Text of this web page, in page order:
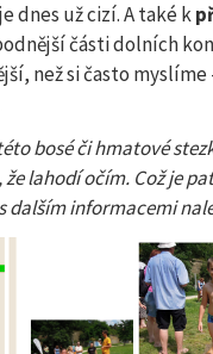
dnes už cizí. A také k
části dolních
než si často myslíme
bosé či hmatové
lahodí očím. Což je
dalším informacemi